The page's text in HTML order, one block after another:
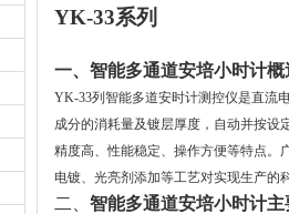
YK-33系列
一、智能多通道安培小时计概
YK-33列智能多道安时计测控仪是直流
成分的消耗量及镀层厚度，自动并按设
精度高、性能稳定、操作方便等特点。
电镀、光亮剂添加等工艺对实现生产的
二、 智能多通道安培小时计主